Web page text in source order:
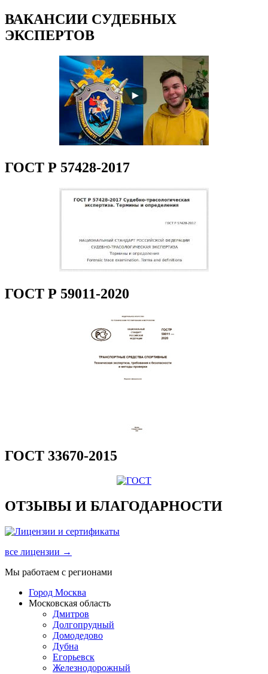
ВАКАНСИИ СУДЕБНЫХ
ЭКСПЕРТОВ
ГОСТ Р 57428-2017
ГОСТ Р 59011-2020
ГОСТ 33670-2015
ОТЗЫВЫ И БЛАГОДАРНОСТИ
все лицензии →
Мы работаем с регионами
Город Москва
Московская область
Дмитров
Долгопрудный
Домодедово
Дубна
Егорьевск
Железнодорожный